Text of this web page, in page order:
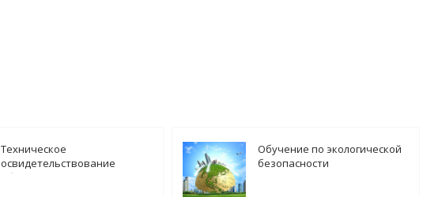
Техническое
освидетельствование
оборудования
Обучение по экологической
безопасности